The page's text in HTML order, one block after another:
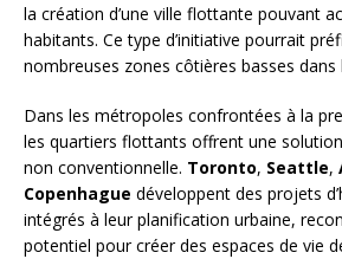
la création d’une ville flottante pouvant
habitants. Ce type d’initiative pourrait
nombreuses zones côtières basses dans
Dans les métropoles confrontées à la
les quartiers flottants offrent une solution
non conventionnelle. Toronto, Seattle,
Copenhague développent des projets
intégrés à leur planification urbaine,
potentiel pour créer des espaces de vie